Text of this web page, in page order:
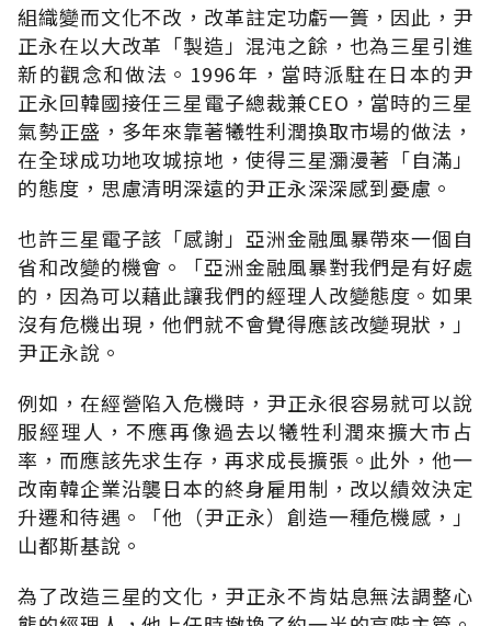
組織變而文化不改，改革註定功虧一簣，因此，尹
正永在以大改革「製造」混沌之餘，也為三星引進
新的觀念和做法。1996年，當時派駐在日本的尹
正永回韓國接任三星電子總裁兼CEO，當時的三星
氣勢正盛，多年來靠著犧牲利潤換取市場的做法，
在全球成功地攻城掠地，使得三星瀰漫著「自滿」
的態度，思慮清明深遠的尹正永深深感到憂慮。
也許三星電子該「感謝」亞洲金融風暴帶來一個自
省和改變的機會。「亞洲金融風暴對我們是有好處
的，因為可以藉此讓我們的經理人改變態度。如果
沒有危機出現，他們就不會覺得應該改變現狀，」
尹正永說。
例如，在經營陷入危機時，尹正永很容易就可以說
服經理人，不應再像過去以犧牲利潤來擴大市占
率，而應該先求生存，再求成長擴張。此外，他一
改南韓企業沿襲日本的終身雇用制，改以績效決定
升遷和待遇。「他（尹正永）創造一種危機感，」
山都斯基說。
為了改造三星的文化，尹正永不肯姑息無法調整心